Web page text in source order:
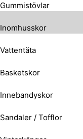
Gummistövlar
Inomhusskor
Vattentäta
Basketskor
Innebandyskor
Sandaler / Tofflor